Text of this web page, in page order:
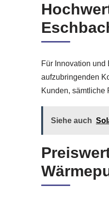
Für Innovation
aufzubringenden
Kunden, sämtliche
Siehe auch